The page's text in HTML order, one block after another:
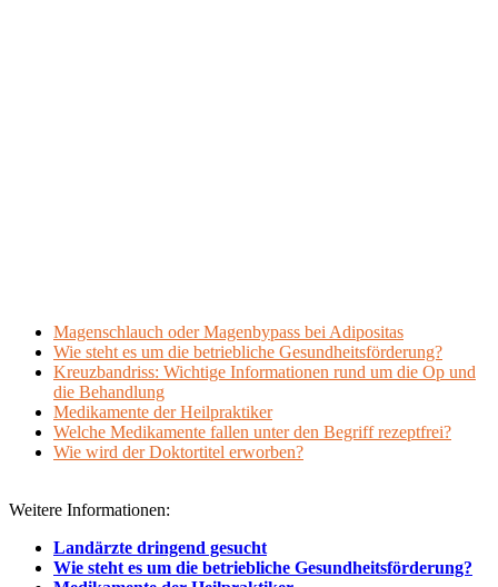
Magenschlauch oder Magenbypass bei Adipositas
Wie steht es um die betriebliche Gesundheitsförderung?
Kreuzbandriss: Wichtige Informationen rund um die Op und
die Behandlung
Medikamente der Heilpraktiker
Welche Medikamente fallen unter den Begriff rezeptfrei?
Wie wird der Doktortitel erworben?
Weitere Informationen:
Landärzte dringend gesucht
Wie steht es um die betriebliche Gesundheitsförderung?